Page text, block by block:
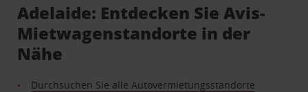
Adelaide: Entdecken Sie Avis-
Mietwagenstandorte in der
Nähe
Durchsuchen Sie alle Autovermietungsstandorte